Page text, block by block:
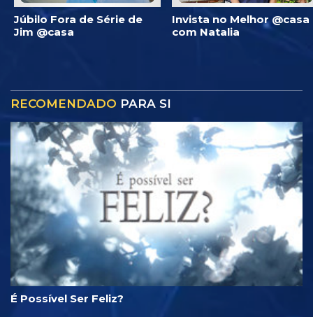
Júbilo Fora de Série de
Jim @casa
Invista no Melhor @casa
com Natalia
RECOMENDADO PARA SI
É Possível Ser Feliz?